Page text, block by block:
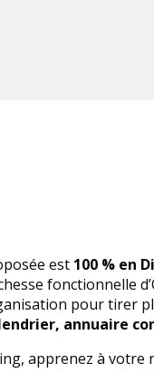
est 100 % en
fonctionnelle
pour tirer
annuaire
apprenez à